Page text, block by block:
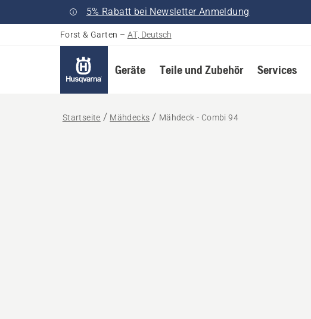
5% Rabatt bei Newsletter Anmeldung
Forst & Garten – AT, Deutsch
Geräte Teile und Zubehör Services
Startseite Mähdecks Mähdeck - Combi 94